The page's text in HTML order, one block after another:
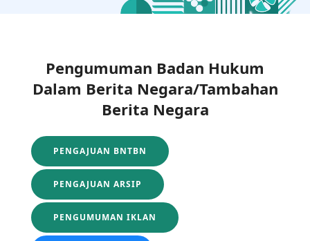
Pengumuman Badan Hukum
Dalam Berita Negara/Tambahan
Berita Negara
PENGAJUAN BNTBN
PENGAJUAN ARSIP
PENGUMUMAN IKLAN